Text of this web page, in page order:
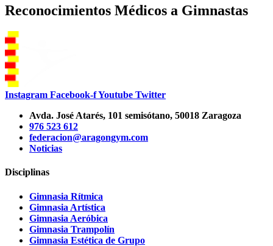
Reconocimientos Médicos a Gimnastas
Instagram Facebook-fYoutube Twitter
Avda. José Atarés, 101 semisótano, 50018 Zaragoza
976 523 612
federacion@aragongym.com
Noticias
Disciplinas
Gimnasia Rítmica
Gimnasia Artística
Gimnasia Aeróbica
Gimnasia Trampolín
Gimnasia Estética de Grupo